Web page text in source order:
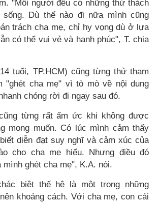
"Mỗi người đều có những thử thách
sống. Dù thế nào đi nữa mình cũng
trách cha mẹ, chỉ hy vọng dù ở lựa
có thể vui vẻ và hạnh phúc", T. chia
tuổi, TP.HCM) cũng từng thử tham
"ghét cha mẹ" vì tò mò về nội dung
chóng rời đi ngay sau đó.
từng rất ấm ức khi không được
mong muốn. Có lúc mình cảm thấy
diễn đạt suy nghĩ và cảm xúc của
cho cha mẹ hiểu. Nhưng điều đó
mình ghét cha mẹ", K.A. nói.
biệt thế hệ là một trong những
khoảng cách. Với cha mẹ, con cái